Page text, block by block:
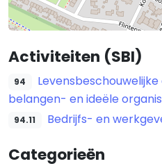
Activiteiten (SBI)
94
belangen- en ideële
94.11 Bedrijfs- en
Categorieën